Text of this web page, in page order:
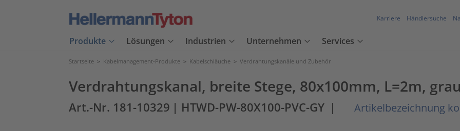
Karriere Händlersuche
Produkte Lösungen Industrien Unternehmen Services
Startseite > Kabelmanagement-Produkte > Kabelschläuche > Verdrahtungskanäle und Zubehör
Verdrahtungskanal, breite Stege, 80x100mm, L=2m,
Art.-Nr. 181-10329 | HTWD-PW-80X100-PVC-GY | Artikelbezeichnung